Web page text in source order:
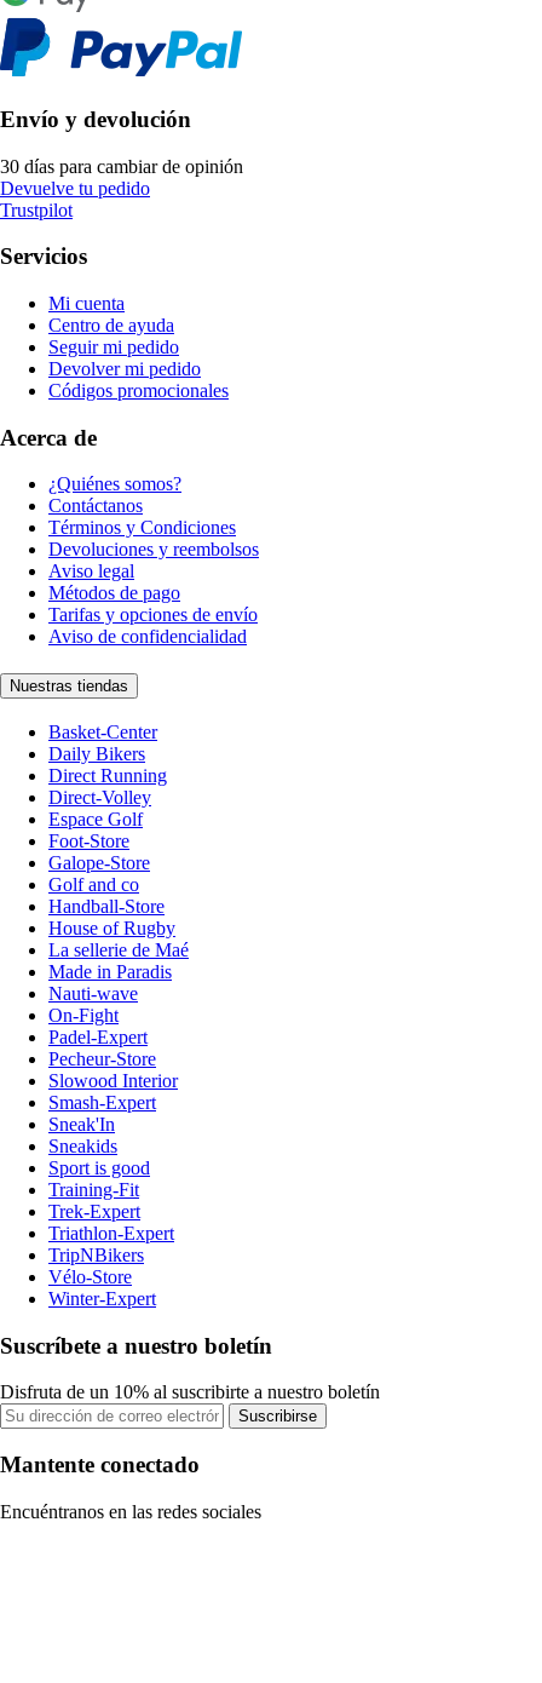
Envío y devolución
30 días para cambiar de opinión
Devuelve tu pedido
Trustpilot
Servicios
Mi cuenta
Centro de ayuda
Seguir mi pedido
Devolver mi pedido
Códigos promocionales
Acerca de
¿Quiénes somos?
Contáctanos
Términos y Condiciones
Devoluciones y reembolsos
Aviso legal
Métodos de pago
Tarifas y opciones de envío
Aviso de confidencialidad
Nuestras tiendas
Basket-Center
Daily Bikers
Direct Running
Direct-Volley
Espace Golf
Foot-Store
Galope-Store
Golf and co
Handball-Store
House of Rugby
La sellerie de Maé
Made in Paradis
Nauti-wave
On-Fight
Padel-Expert
Pecheur-Store
Slowood Interior
Smash-Expert
Sneak'In
Sneakids
Sport is good
Training-Fit
Trek-Expert
Triathlon-Expert
TripNBikers
Vélo-Store
Winter-Expert
Suscríbete a nuestro boletín
Disfruta de un 10% al suscribirte a nuestro boletín
Suscribirse
Mantente conectado
Encuéntranos en las redes sociales